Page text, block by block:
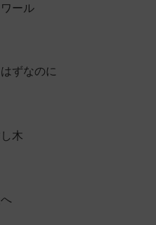
ール
ずなのに
木